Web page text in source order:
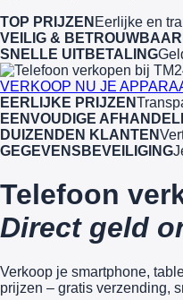
TOP PRIJZEN Eerlijke en
VEILIG & BETROUWBAAR
SNELLE UITBETALING
VERKOOP NU JE
EERLIJKE PRIJZEN
EENVOUDIGE
DUIZENDEN KLANTEN
GEGEVENSBEVEILIGING
Telefoon
Direct geld
Verkoop je smartphone,
prijzen – gratis verzending,